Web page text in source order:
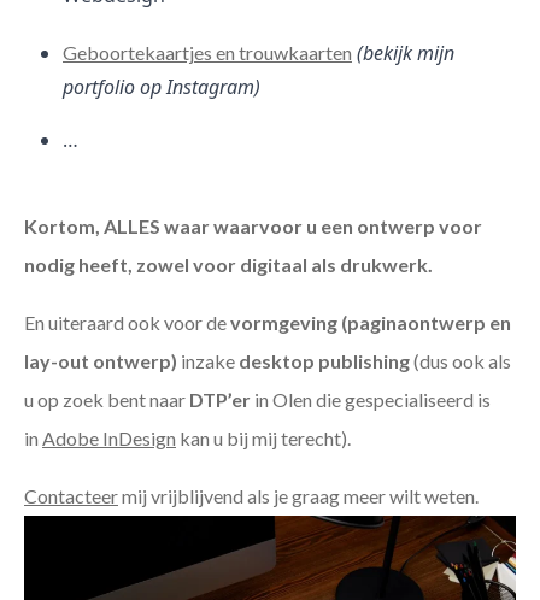
Geboortekaartjes en trouwkaarten (bekijk mijn
portfolio op Instagram)
…
Kortom, ALLES waar waarvoor u een ontwerp voor
nodig heeft, zowel voor digitaal als drukwerk.
En uiteraard ook voor devormgeving (paginaontwerp en
lay-out ontwerp) inzake desktop publishing(dus ook als
u op zoek bent naar DTP’er in Olen die gespecialiseerd is
in Adobe InDesign kan u bij mij terecht).
Contacteermij vrijblijvend als je graag meer wilt weten.